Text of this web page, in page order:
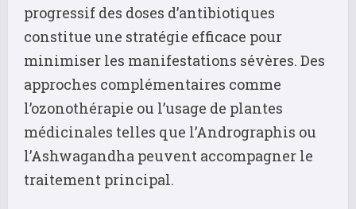
progressif des doses d’antibiotiques
constitue une stratégie efficace pour
minimiser les manifestations sévères. Des
approches complémentaires comme
l’ozonothérapie ou l’usage de plantes
médicinales telles que l’Andrographis ou
l’Ashwagandha peuvent accompagner le
traitement principal.